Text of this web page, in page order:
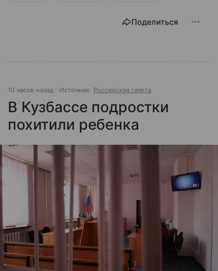
Поделиться
10 часов назад Источник: Российская газета
В Кузбассе подростки
похитили ребенка